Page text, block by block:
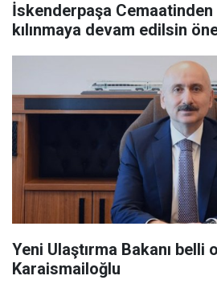
İskenderpaşa Cemaatinden
kılınmaya devam edilsin
Yeni Ulaştırma Bakanı belli
Karaismailoğlu